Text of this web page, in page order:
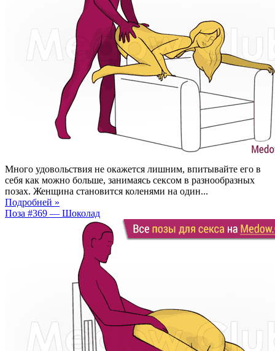
Много удовольствия не окажется лишним, впитывайте его в
себя как можно больше, занимаясь сексом в разнообразных
позах. Женщина становится коленями на один...
Подробней »
Поза #369 — Шоколад